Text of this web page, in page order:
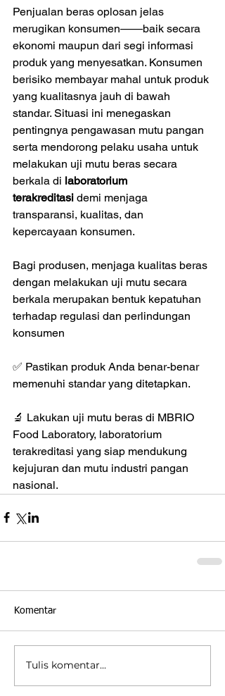
Penjualan beras oplosan jelas
merugikan konsumen——baik secara
ekonomi maupun dari segi informasi
produk yang menyesatkan. Konsumen
berisiko membayar mahal untuk produk
yang kualitasnya jauh di bawah
standar. Situasi ini menegaskan
pentingnya pengawasan mutu pangan
serta mendorong pelaku usaha untuk
melakukan uji mutu beras secara
berkala di laboratorium
terakreditasi demi menjaga
transparansi, kualitas, dan
kepercayaan konsumen.
Bagi produsen, menjaga kualitas beras
dengan melakukan uji mutu secara
berkala merupakan bentuk kepatuhan
terhadap regulasi dan perlindungan
konsumen
✅ Pastikan produk Anda benar-benar
memenuhi standar yang ditetapkan.
🔬 Lakukan uji mutu beras di MBRIO
Food Laboratory, laboratorium
terakreditasi yang siap mendukung
kejujuran dan mutu industri pangan
nasional.
Komentar
Tulis komentar...